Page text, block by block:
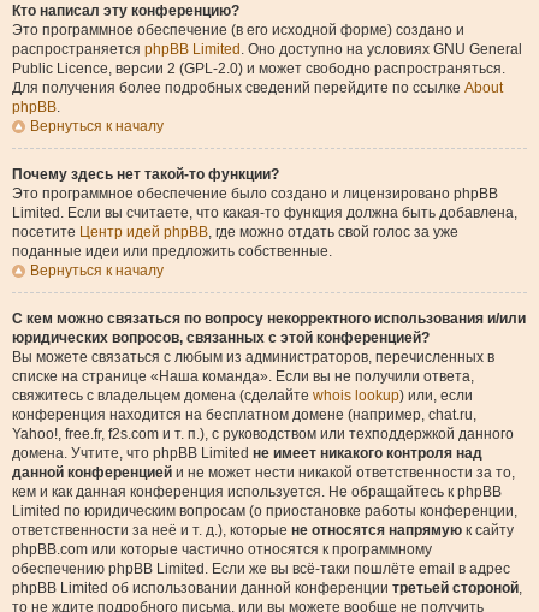
Кто написал эту конференцию?
Это программное обеспечение (в его исходной форме) создано и
распространяется phpBB Limited . Оно доступно на условиях GNU General
Public Licence, версии 2 (GPL-2.0) и может свободно распространяться.
Для получения более подробных сведений перейдите по ссылке About
phpBB.
Вернуться к началу
Почему здесь нет такой-то функции?
Это программное обеспечение было создано и лицензировано phpBB
Limited. Если вы считаете, что какая-то функция должна быть добавлена,
посетите Центр идей phpBB, где можно отдать свой голос за уже
поданные идеи или предложить собственные.
Вернуться к началу
С кем можно связаться по вопросу некорректного использования и/или
юридических вопросов, связанных с этой конференцией?
Вы можете связаться с любым из администраторов, перечисленных в
списке на странице «Наша команда». Если вы не получили ответа,
свяжитесь с владельцем домена (сделайте whois lookup) или, если
конференция находится на бесплатном домене (например, chat.ru,
Yahoo!, free.fr, f2s.com и т. п.), с руководством или техподдержкой данного
домена. Учтите, что phpBB Limited не имеет никакого контроля над
данной конференцией и не может нести никакой ответственности за то,
кем и как данная конференция используется. Не обращайтесь к phpBB
Limited по юридическим вопросам (о приостановке работы конференции,
ответственности за неё и т. д.), которые не относятся напрямую к сайту
phpBB.com или которые частично относятся к программному
обеспечению phpBB Limited. Если же вы всё-таки пошлёте email в адрес
phpBB Limited об использовании данной конференции третьей стороной,
то не ждите подробного письма, или вы можете вообще не получить